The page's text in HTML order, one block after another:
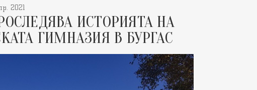
2021
ИСТОРИЯТА НА
ГИМНАЗИЯ В БУРГАС